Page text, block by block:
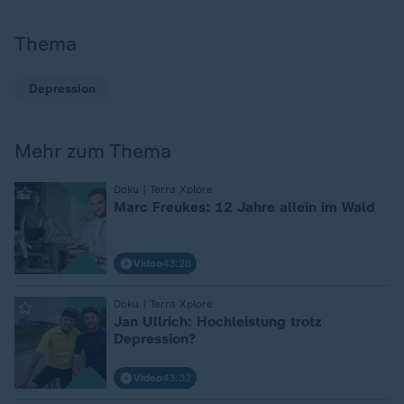
Thema
Depression
Mehr zum Thema
Doku | Terra Xplore
:
Marc Freukes: 12 Jahre allein im Wald
Video43:28
Doku | Terra Xplore
Jan Ullrich: Hochleistung trotz
Depression?
Video43:32